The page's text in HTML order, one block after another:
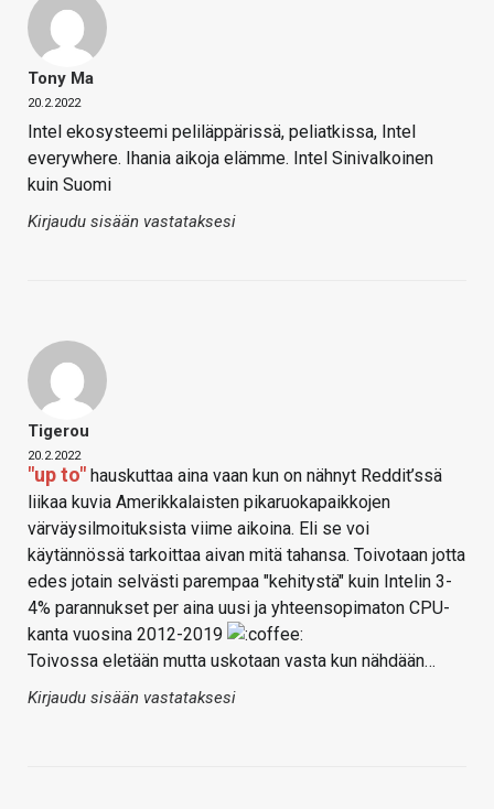
Tony Ma
20.2.2022
Intel ekosysteemi peliläppärissä, peliatkissa, Intel
everywhere. Ihania aikoja elämme. Intel Sinivalkoinen
kuin Suomi
Kirjaudu sisään vastataksesi
Tigerou
20.2.2022
"up to" hauskuttaa aina vaan kun on nähnyt Reddit’ssä
liikaa kuvia Amerikkalaisten pikaruokapaikkojen
värväysilmoituksista viime aikoina. Eli se voi
käytännössä tarkoittaa aivan mitä tahansa. Toivotaan jotta
edes jotain selvästi parempaa "kehitystä" kuin Intelin 3-
4% parannukset per aina uusi ja yhteensopimaton CPU-
kanta vuosina 2012-2019
Toivossa eletään mutta uskotaan vasta kun nähdään…
Kirjaudu sisään vastataksesi